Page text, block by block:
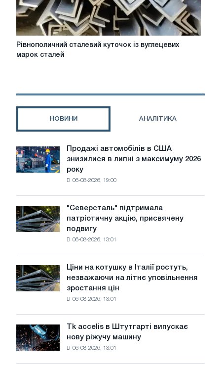
Рівнополичний
марок
Рівнополичний сталевий куточок із вуглецевих
марок сталей
НОВИНИ АНАЛІТИКА
Продажі
автомобілів
в
липні
з
року
Продажі автомобілів в США
знизилися в липні з максимуму 2026
року
06-08-2026, 19:00
"Северсталь"
підтримала
патріотичну
радянської
авіації
Великої
Вітчизняної
війни
"Северсталь" підтримала
патріотичну акцію, присвячену
подвигу
06-08-2026, 13:01
Ціни
на
котушку
незважаючи
на
уповільнення
Ціни на котушку в Італії ростуть,
незважаючи на літнє уповільнення
зростання цін
06-08-2026, 13:01
Tk
accelis
в
Tk accelis в Штутгарті випускає
нову ріжучу машину
06-08-2026, 13:01